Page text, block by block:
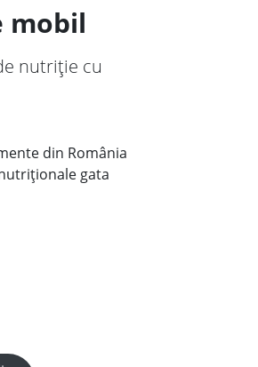
mobil
nutriție cu
din România
gata